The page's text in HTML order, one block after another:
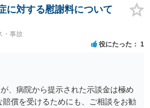
に対する慰謝料について
・事故
役にたった 1
、病院から提示された示談金は極め
償を受けるためにも、ご相談をお勧